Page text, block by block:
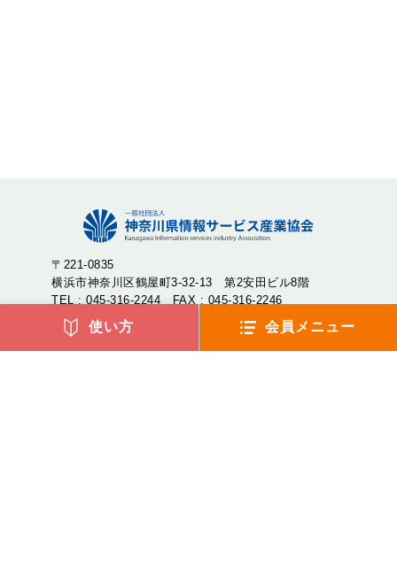
〒221-0835
横浜市神奈川区鶴屋町3-32-13 第2安田ビル8階
TEL : 045-316-2244 FAX : 045-316-2246
神奈川県情報サービス産業協会（神情協・しんじょうきょ
使い方 会員メニュー